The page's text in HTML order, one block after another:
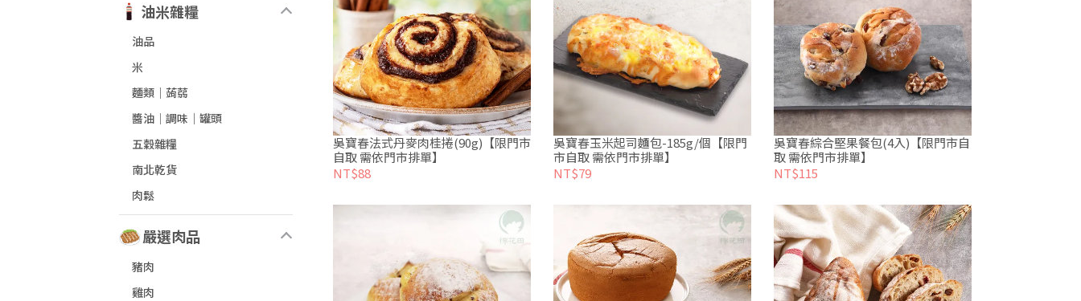
油米雜糧
油品
米
麵類｜蒟蒻
醬油│調味｜罐頭
五穀雜糧
南北乾貨
肉鬆
嚴選肉品
豬肉
雞肉
吳寶春法式丹麥肉桂捲(90g)【限門市
自取 需依門市排單】
NT$88
吳寶春玉米起司麵包-185g/個【限門
市自取 需依門市排單】
NT$79
吳寶春綜合堅果餐包(4入)【限門市自
取 需依門市排單】
NT$115